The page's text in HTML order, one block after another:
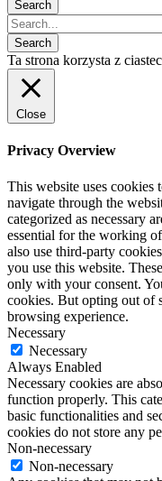
Ta strona korzysta z
Close
Privacy Overview
This website uses
navigate through the
categorized as necessary
essential for the working
also use third-party
you use this website.
only with your consent.
cookies. But opting out of
browsing experience.
Necessary
Necessary
Always Enabled
Necessary cookies are
function properly. This
basic functionalities and
cookies do not store any
Non-necessary
Non-necessary